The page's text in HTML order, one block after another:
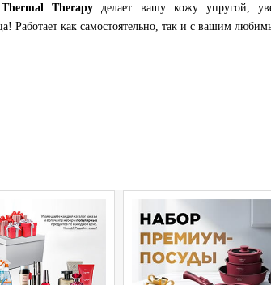
Therapy делает вашу кожу упругой,
Работает как самостоятельно, так и с вашим